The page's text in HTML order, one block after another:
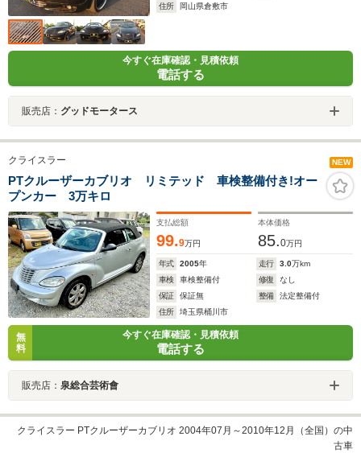
住所
岡山県倉敷市
今すぐ在庫確認・見積依頼
電話する
販売店： グッドモータース
クライスラー NEW
PTクルーザーカブリオ リミテッド 車検整備付き!オー
プンカー 3万キロ
支払総額
99.9万円
本体価格
85.0万円
年式 2005年 走行 3.0万km
車検
車検整備付 修復
なし
保証
保証無 整備
法定整備付
住所
埼玉県桶川市
無
料
今すぐ在庫確認・見積依頼
電話する
販売店： 泉総合芸術會
クライスラー PTクルーザーカブリオ 2004年07月～2010年12月（全国）の中
古車